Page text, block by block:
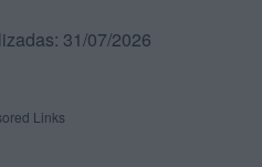
31/07/2026
Links